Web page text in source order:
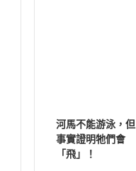
河馬不能游泳，但
事實證明牠們會
「飛」！